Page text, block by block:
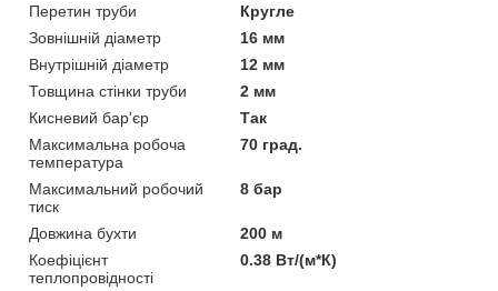
Перетин труби
Кругле
Зовнішній діаметр
16 мм
Внутрішній діаметр
12 мм
Товщина стінки труби
2 мм
Кисневий бар'єр
Так
Максимальна робоча
температура
70 град.
Максимальний робочий
тиск
8 бар
Довжина бухти
200 м
Коефіцієнт
теплопровідності
0.38 Вт/(м*К)